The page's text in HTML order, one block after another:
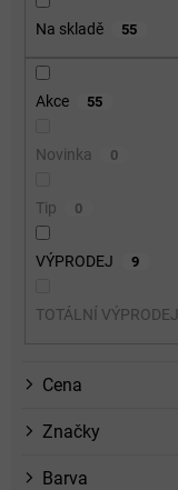
Na skladě 55
Akce 55
Novinka 0
Tip 0
VÝPRODEJ 9
TOTÁLNÍ VÝPRODEJ
Cena
Značky
Barva